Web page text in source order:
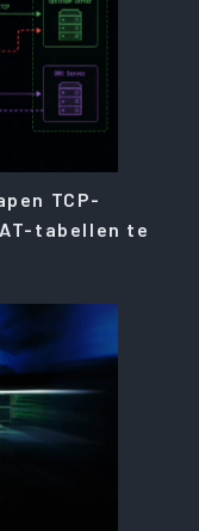
TCP-
tabellen te